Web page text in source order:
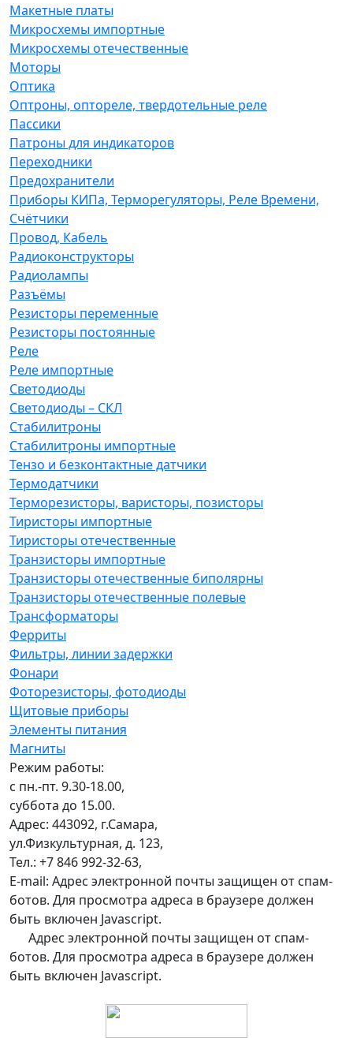
Макетные платы
Микросхемы импортные
Микросхемы отечественные
Моторы
Оптика
Оптроны, оптореле, твердотельные реле
Пассики
Патроны для индикаторов
Переходники
Предохранители
Приборы КИПа, Терморегуляторы, Реле Времени,
Счётчики
Провод, Кабель
Радиоконструкторы
Радиолампы
Разъёмы
Резисторы переменные
Резисторы постоянные
Реле
Реле импортные
Светодиоды
Светодиоды – СКЛ
Стабилитроны
Стабилитроны импортные
Тензо и безконтактные датчики
Термодатчики
Терморезисторы, варисторы, позисторы
Тиристоры импортные
Тиристоры отечественные
Транзисторы импортные
Транзисторы отечественные биполярны
Транзисторы отечественные полевые
Трансформаторы
Ферриты
Фильтры, линии задержки
Фонари
Фоторезисторы, фотодиоды
Щитовые приборы
Элементы питания
Магниты
Режим работы:
с пн.-пт. 9.30-18.00,
суббота до 15.00.
Адрес: 443092, г.Самара,
ул.Физкультурная, д. 123,
Тел.: +7 846 992-32-63,
E-mail: Адрес электронной почты защищен от спам-
ботов. Для просмотра адреса в браузере должен
быть включен Javascript.
Адрес электронной почты защищен от спам-
ботов. Для просмотра адреса в браузере должен
быть включен Javascript.